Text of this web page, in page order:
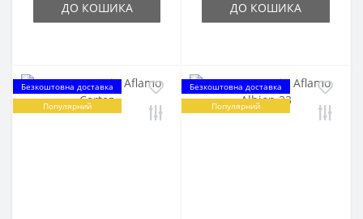
ДО КОШИКА ДО КОШИКА
Безкоштовна доставка
Популярний
Безкоштовна доставка
Популярний